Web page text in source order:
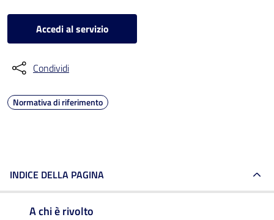
Accedi al servizio
Condividi
Normativa di riferimento
INDICE DELLA PAGINA
A chi è rivolto